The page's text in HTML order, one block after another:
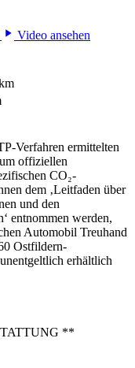
Video ansehen
Verfahren ermittelten
offiziellen
CO₂-
dem ‚Leitfaden über
und den
entnommen werden,
Automobil Treuhand
Ostfildern-
unentgeltlich erhältlich
**